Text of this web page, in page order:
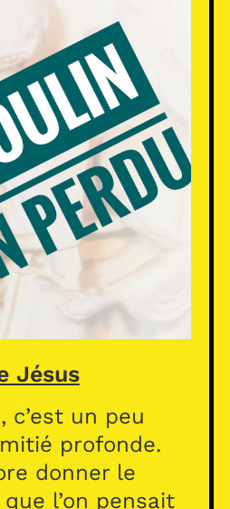
Jésus
c’est un peu
profonde.
donner le
l’on pensait